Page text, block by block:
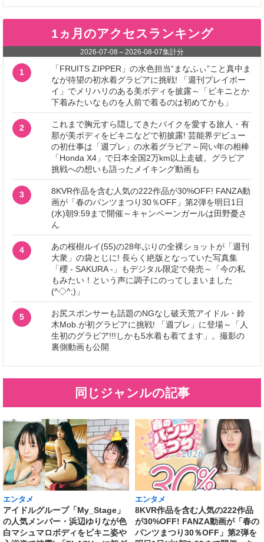
1ヵ月のアクセスランキング
2026-07-08 ～2026-08-07集計分
1
「FRUITS ZIPPER」の水色担当“まなふぃ”こと真中ま
なが待望の初水着グラビアに挑戦! 「週刊プレイボー
イ」でメリハリのある美ボディを披露～「ビキニとか
下着みたいなものを人前で着るのは初めてかも」
2
これまで胸元すら隠してきたバイクを愛する旅人・有
那が美ボディをビキニなどで初披露! 芸能界デビュー
の初仕事は「週プレ」の水着グラビア～同い年の相棒
「Honda X4」で日本全国2万km以上走破。グラビア
挑戦への想いも語ったメイキング動画も
3
8KVR作品を含む人気の222作品が30%OFF! FANZA動
画が「春のパンツまつり30％OFF」第2弾を明日1日
(水)朝9:59まで開催～キャンペーンガールは田野憂さ
ん
4
あの桜樹ルイ(55)の28年ぶりの全裸ショットが「週刊
大衆」の袋とじに! 長らく絶版となっていた写真集
「櫻 - SAKURA -」もデジタル限定で発売～「今の私
もみたい！という声に調子にのってしまいました
(^◇^;)」
5
お尻スポンサーも話題のNGなし破天荒アイドル・鈴
木Mob.が初グラビアに挑戦! 「週プレ」に登場～「人
生初のグラビア!!!しかも5水着も着てます」。撮影の
裏側動画も公開
同じジャンルの記事
エンタメ
アイドルグループ「My_Stage」
の人気メンバー・浜辺ゆりなが色
白マシュマロボディをビキニ姿や
エンタメ
8KVR作品を含む人気の222作品
が30%OFF! FANZA動画が「春の
パンツまつり30％OFF」第2弾を